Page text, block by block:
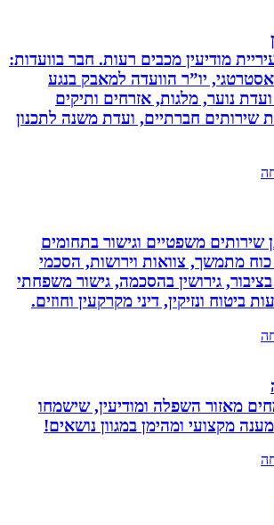
מודיעין מכבים רעות. חבר בוועדות:
יו”ר הוועדה למאבק בנגע
מלגות, אזרחים ותיקים
חברתיים, ועדת משנה לתכנון
משפטיים וגישור בתחומים
מתמשך, צוואות וירושות, הסכמי
גירושין בהסכמה, גישור משפחתי
ונזיקין, דיני מקרקעין וחוזים.
השפלה ומודיעין, שישמחו
ומהימן במגוון נושאים!